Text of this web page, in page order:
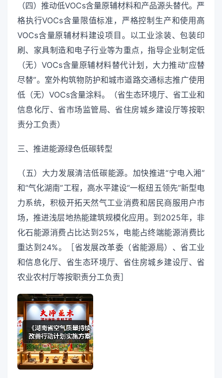
（四）推动低VOCs含量原辅材料和产品源头替代。严
格执行VOCs含量限值标准，严格控制生产和使用高
VOCs含量原辅材料建设项目。以工业涂装、包装印
刷、家具制造和电子行业等为重点，指导企业制定低
（无）VOCs含量原辅材料替代计划，大力推动“应替
尽替”。室外构筑物防护和城市道路交通标志推广使用
低（无）VOCs含量涂料。（省生态环境厅、省工业和
信息化厅、省市场监管局、省住房城乡建设厅等按职
责分工负责）
三、推进能源绿色低碳转型
（五）大力发展清洁低碳能源。加快推进“宁电入湘”
和“气化湖南”工程，高水平建设“一枢纽五领先”新型电
力系统，积极开拓天然气工业消费和居民商服用户市
场，推进浅层地热能建筑规模化应用。到2025年，非
化石能源消费占比达到25%，电能占终端能源消费比
重达到24%。［省发展改革委（省能源局）、省工业
和信息化厅、省生态环境厅、省住房城乡建设厅、省
农业农村厅等按职责分工负责］